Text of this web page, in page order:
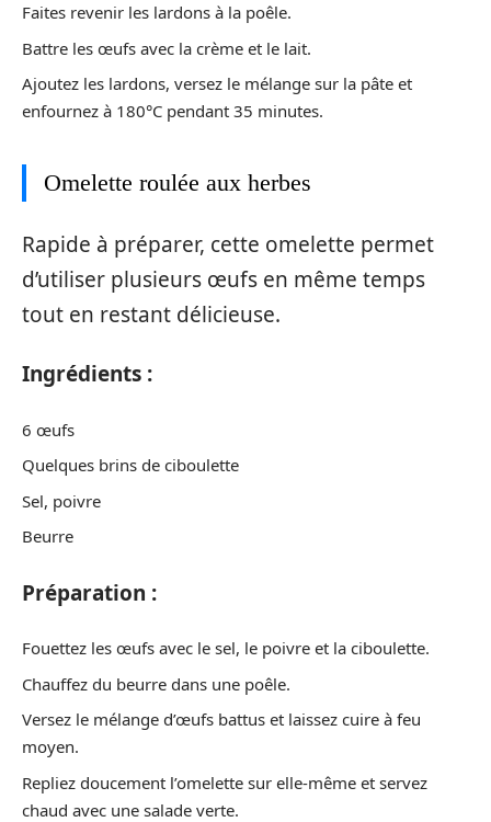
Faites revenir les lardons à la poêle.
Battre les œufs avec la crème et le lait.
Ajoutez les lardons, versez le mélange sur la pâte et
enfournez à 180°C pendant 35 minutes.
Omelette roulée aux herbes
Rapide à préparer, cette omelette permet
d’utiliser plusieurs œufs en même temps
tout en restant délicieuse.
Ingrédients :
6 œufs
Quelques brins de ciboulette
Sel, poivre
Beurre
Préparation :
Fouettez les œufs avec le sel, le poivre et la ciboulette.
Chauffez du beurre dans une poêle.
Versez le mélange d’œufs battus et laissez cuire à feu
moyen.
Repliez doucement l’omelette sur elle-même et servez
chaud avec une salade verte.